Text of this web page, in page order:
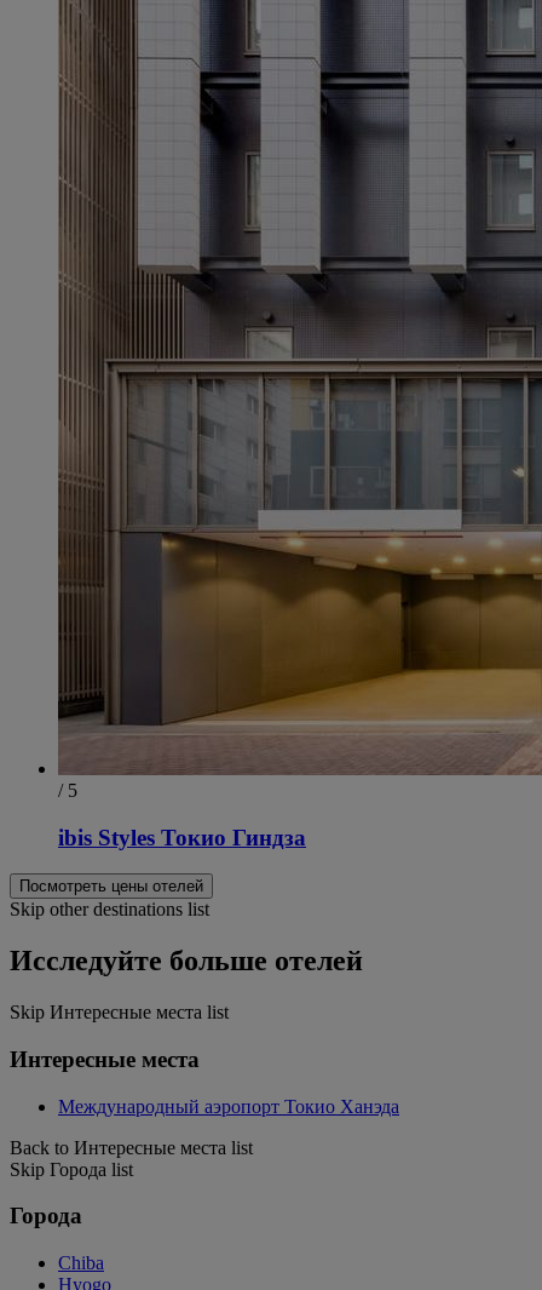
/ 5
ibis Styles Токио Гиндза
Посмотреть цены отелей
Skip other destinations list
Исследуйте больше отелей
Skip Интересные места list
Интересные места
Международный аэропорт Токио Ханэда
Back to Интересные места list
Skip Города list
Города
Chiba
Hyogo